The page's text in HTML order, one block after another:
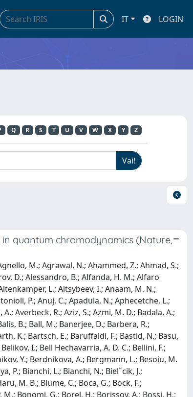
IT LOGIN
Q R S T U V W X Y Z
quantum chromodynamics (Nature,
Klein, S.; Klein-Bosing, C.; Kleiner, M.; Klemenz, T.; Kluge, A.; Knospe, A. G.; Kobdaj, C.; Kohler, M. K.; Kollegger, T.; Kondratyev, A.; Kondratyeva, N.; Kondratyuk, E.; Konig, J.; Konigstorfer, S. A.; Konopka, P. J.; Kornakov, G.; Koryciak, S. D.; Koska, L.; Kotliarov, A.; Kovalenko, O.; Kovalenko, V.; Kowalski, M.; Kralik, I.; Kravˇcakova, A.; Kreis, L.; Krivda, M.; Krizek, F.; Krizkova Gajdosova, K.; Kroesen, M.; Kruger, M.; Kryshen, E.; Krzewicki, M.; Kuˇcera, V.; Kuhn, C.; Kuijer, P. G.; Kumaoka, T.; Kumar, D.; Kumar, L.; Kumar, N.; Kundu, S.; Kurashvili, P.; Kurepin, A.; Kurepin, A. B.; Kuryakin, A.; Kushpil, S.; Kvapil, J.; Kweon, M. J.; Kwon, J. Y.; Kwon, Y.; La Pointe, S. L.; La Rocca, P.; Lai, Y. S.; Lakrathok, A.; Lamanna, M.; Langoy, R.; Lapidus, K.; Larionov, P.; Laudi, E.; Lautner, L.; Lavicka, R.; Lazareva, T.; Lea, R.; Lehrbach, J.; Lemmon, R. C.; Leon Monzon, I.; Lesser, E. D.; Lettrich, M.; Levai, P.; Li, X.; Li, X. L.; Lien, J.; Lietava, R.; Lim, B.; Lim, S. H.; Lindenstruth, V.; Lindner, A.; Lippmann, C.; Liu, A.; Liu, J.; Lofnes, I. M.; Loginov, V.; Loizides, C.; Loncar, P.; Lopez, J. A.; Lopez, X.; Lopez Torres, E.; Luhder, J. R.; Lunardon, M.; Luparello, G.; Ma, Y. G.; Maevskaya, A.; Mager, M.; Mahmoud, T.; Maire, A.; Malaev, M.; Malik, N. M.; Malik, Q. W.; Malinina, L.; Mal’Kevich, D.; Mallick, N.; Malzacher, P.; Mandaglio, G.; Manko, V.; Manso, F.; Manzari, V.; Mao, Y.; Mareš, J.; Margagliotti, G. V.; Margotti, A.; Marin, A.; Markert, C.; Marquard, M.; Martin, N. A.; Martinengo, P.; Martinez, J. L.; Martinez, M. I.; Martinez Garcia, G.; Masciocchi, S.; Masera, M.; Masoni, A.; Massacrier, L.; Mastroserio, A.; Mathis, A. M.; Matonoha, O.; Matuoka, P. F. T.; Matyja, A.; Mayer, C.; Mazuecos, A. L.; Mazzaschi, F.; Mazzilli, M.; Mazzoni, M. A.; Mdhluli, J. E.; Mechler, A. F.; Meddi, F.; Melikyan, Y.; Menchaca-Rocha, A.; Meninno, E.; Menon, A. S.; Meres, M.; Mhlanga, S.; Miake, Y.; Micheletti, L.; Migliorin, L. C.; Mihaylov, D. L.; Mikhaylov, K.; Mishra, A. N.; Mi´skowiec, D.; Modak, A.; Mohanty, A. P.; Mohanty, B.; Khan, M. M.; Moravcova, Z.; Mordasini, C.; Moreira De Godoy, D. A.; Moreno, L. A. P.; Morozov, I.; Morsch, A.; Mrnjavac, T.; Muccifora, V.; Mudnic, E.; Muhlheim, D.; Muhuri, S.; Mulligan, J. D.; Mulliri, A.; Munhoz, M. G.; Munzer, R. H.; Murakami, H.; Murray, S.; Musa, L.; Musinsky, J.; Myrcha, J. W.; Naik, B.; Nair, R.; Nandi, B. K.; Nania, R.; Nappi, E.; Naru, M. U.; Nassirpour, A. F.; Nath, A.; Nattrass, C.; Neagu, A.; Nellen, L.; Nesbo, S. V.; Neskovic, G.; Nesterov, D.; Nielsen, B. S.; Nikolaev, S.; Nikulin, S.; Nikulin, V.; Noferini, F.; Noh, S.; Nomokonov, P.; Norman, J.; Novitzky, N.; Nowakowski, P.; Nyanin, A.; Nystrand, J.; Ogino, M.; Ohlson, A.; Okorokov, V. A.; Oleniacz, J.; Oliveira Da Silva, A. C.; Oliver, M. H.; Onnerstad, A.; Oppedisano, C.; Ortiz Velasquez, A.; Osako, T.; Oskarsson, A.; Otwinowski, J.; Oyama, K.; Pachmayer, Y.; Padhan, S.; Pagano, D.; Pai´c, G.; Palasciano, A.; Pan, J.; Panebianco, S.; Pareek, P.; Park, J.; Parkkila, J. E.; Pathak, S. P.; Patra, R. N.; Paul, B.; Pazzini, J.; Pei, H.; Peitzmann, T.; Peng, X.; Pereira, L. G.; Pereira Da Costa, H.; Peresunko, D.; Perez, G. M.; Perrin, S.; Pestov, Y.; Petráček, V.; Petrovici, M.; Pezzi, R. P.; Piano, S.; Pikna, M.; Pillot, P.; Pinazza, O.; Pinsky, L.; Pinto, C.; Pisano, S.; Płoskoń, M.; Planinic, M.; Pliquett, F.; Poghosyan, M. G.; Polichtchouk, B.; Politano, S.; Poljak, N.; Pop, A.; Porteboeuf-Houssais, S.; Porter, J.; Pozdniakov, V.; Prasad, S. K.; Preghenella, R.; Prino, F.; Pruneau, C. A.; Pshenichnov, I.; Puccio, M.; Qiu, S.; Quaglia, L.; Quishpe, R. E.; Ragoni, S.; Rakotozafindrabe, A.; Ramello, L.; Ram